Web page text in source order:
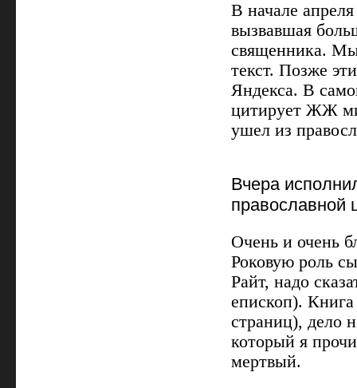
В начале
вызвавшая
священника.
текст. Позже
Яндекса. В
цитирует ЖЖ
ушел из
Вчера
православной
Очень и очень
Роковую роль
Райт, надо
епископ).
страниц), дело
который я
мертвый.